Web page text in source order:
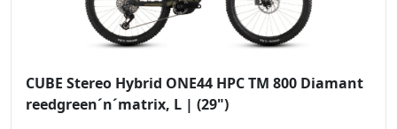
CUBE Stereo Hybrid ONE44 HPC TM 800 Diamant
reedgreen´n´matrix, L | (29")